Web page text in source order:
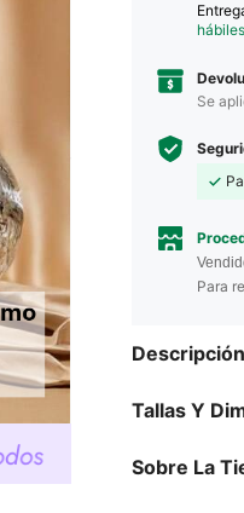
hábiles
Se
Para
Descripción
Tallas Y
Sobre La4.66